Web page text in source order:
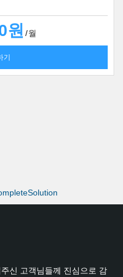
원 월
신 고객님들께 진심으로 감